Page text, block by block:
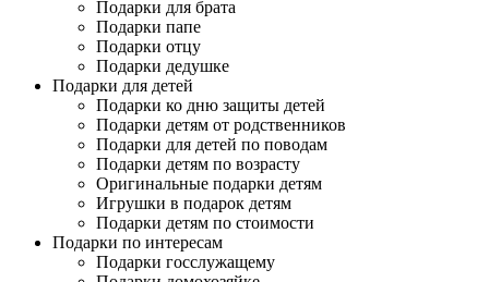
Подарки для брата
Подарки папе
Подарки отцу
Подарки дедушке
Подарки для детей
Подарки ко дню защиты детей
Подарки детям от родственников
Подарки для детей по поводам
Подарки детям по возрасту
Оригинальные подарки детям
Игрушки в подарок детям
Подарки детям по стоимости
Подарки по интересам
Подарки госслужащему